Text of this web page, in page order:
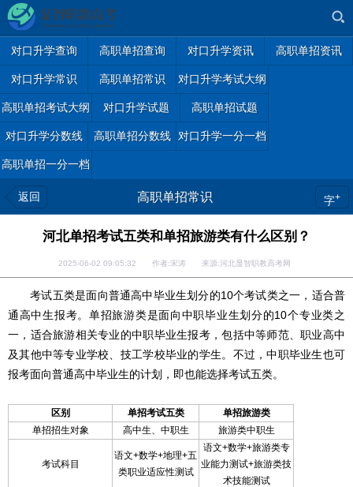
对口升学查询 高职单招查询 对口升学资讯 高职单招资讯
对口升学常识 高职单招常识 对口升学考试大纲
高职单招考试大纲 对口升学试题 高职单招试题
对口升学分数线 高职单招分数线 对口升学一分一档
高职单招一分一档
返回 高职单招常识 字+
河北单招考试五类和单招旅游类有什么区别？
2025-06-02 09:05:32 作者:宋涛 来源:河北显智职教高考网
考试五类是面向普通高中毕业生划分的10个考试类之一，适合普
通高中生报考。单招旅游类是面向中职毕业生划分的10个专业类之
一，适合旅游相关专业的中职毕业生报考，包括中等师范、职业高中
及其他中等专业学校、技工学校毕业的学生。不过，中职毕业生也可
报考面向普通高中毕业生的计划，即也能选择考试五类。
区别 单招考试五类
单招旅游类
单招招生对象
高中生、中职生 旅游类中职生
考试科目
语文+数学+地理+五
类职业适应性测试
语文+数学+旅游类专
业能力测试+旅游类技
术技能测试